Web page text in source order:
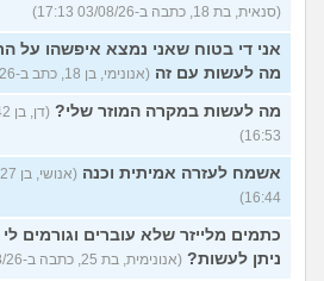
(סנאית, בת 18, כתבה ב-03/08/26 17:13)
אני די בטוח שאני נמצא איפשהו על
מה לעשות עם זה (אנונימי, בן 18, כתב ב-03/08/26 17:02)
מה לעשות במקרה המוזר שלי?
16:53)
אשמח לעזרה אמיתית וכנה
16:44)
כתמים מלייזר שלא עוברים וגורמים
ניתן לעשות? (אנונימית, בת 25, כתבה ב-03/08/26 16:33)